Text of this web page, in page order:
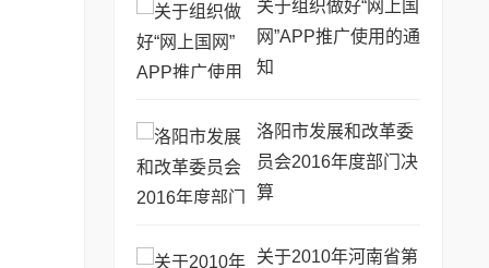
关于组织做好“网上国
网”APP推广使用的通
知
洛阳市发展和改革委
员会2016年度部门决
算
关于2010年河南省第